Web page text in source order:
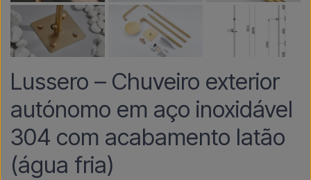
Lussero – Chuveiro exterior
autónomo em aço inoxidável
304 com acabamento latão
(água fria)